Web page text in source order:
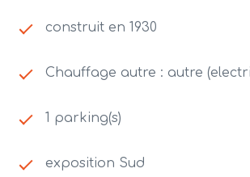
construit en 1930
Chauffage autre : autre
1 parking(s)
exposition Sud